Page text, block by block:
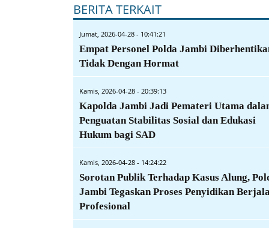
BERITA TERKAIT
Jumat, 2026-04-28 - 10:41:21
Empat Personel Polda Jambi
Tidak Dengan Hormat
Kamis, 2026-04-28 - 20:39:13
Kapolda Jambi Jadi Pemateri Utama
Penguatan Stabilitas Sosial dan Edukasi
Hukum bagi SAD
Kamis, 2026-04-28 - 14:24:22
Sorotan Publik Terhadap Kasus Alung,
Jambi Tegaskan Proses Penyidikan
Profesional